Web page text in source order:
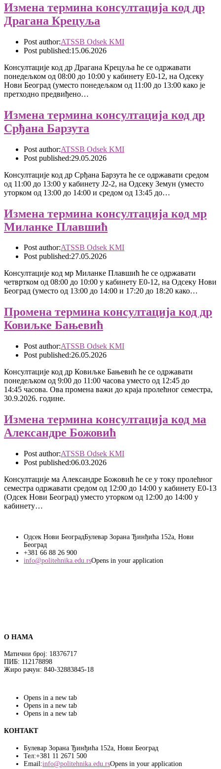
Измена термина консултација код др
Драгана Крецуља
Post author:ATSSB Odsek KMI
Post published:15.06.2026
Консултације код др Драгана Крецуља ће се одржавати
понедељком од 08:00 до 10:00 у кабинету Е0-12, на Одсеку
Нови Београд (уместо понедељком од 11:00 до 13:00 како је
претходно предвиђено…
Измена термина консултација код др
Срђана Барзута
Post author:ATSSB Odsek KMI
Post published:29.05.2026
Консултације код др Срђана Барзута ће се одржавати средом
од 11:00 до 13:00 у кабинету Ј2-2, на Одсеку Земун (уместо
уторком од 13:00 до 14:00 и средом од 13:45 до…
Измена термина консултација код мр
Миланке Плавшић
Post author:ATSSB Odsek KMI
Post published:27.05.2026
Консултације код мр Миланке Плавшић ће се одржавати
четвртком од 08:00 до 10:00 у кабинету Е0-12, на Одсеку Нови
Београд (уместо од 13:00 до 14:00 и 17:20 до 18:20 како…
Промена термина консултација код др
Ковиљке Бањевић
Post author:ATSSB Odsek KMI
Post published:26.05.2026
Консултације код др Ковиљке Бањевић ће се одржавати
понедељком од 9:00 до 11:00 часова уместо од 12:45 до
14:45 часова. Ова промена важи до краја пролећног семестра,
30.9.2026. године.
Измена термина консултација код ма
Александре Божовић
Post author:ATSSB Odsek KMI
Post published:06.03.2026
Консултације ма Александре Божовић ће се у току пролећног
семестра одржавати средом од 12:00 до 14:00 у кабинету Е0-13
(Одсек Нови Београд) уместо уторком од 12:00 до 14:00 у
кабинету…
Одсек Нови БеоградБулевар Зорана Ђинђића 152а, Нови
Београд
+381 66 88 26 900
info@politehnika.edu.rsOpens in your application
О НАМА
Матични број: 18376717
ПИБ: 112178898
Жиро рачун: 840-32883845-18
Opens in a new tab
Opens in a new tab
Opens in a new tab
КОНТАКТ
Булевар Зорана Ђинђића 152а, Нови Београд
Teл:+381 11 2671 500
Email:info@politehnika.edu.rsOpens in your application